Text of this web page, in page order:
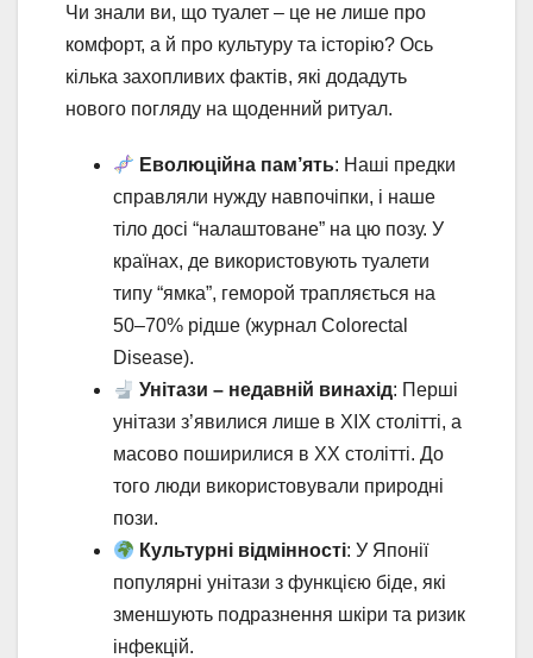
Чи знали ви, що туалет – це не лише про
комфорт, а й про культуру та історію? Ось
кілька захопливих фактів, які додадуть
нового погляду на щоденний ритуал.
Еволюційна пам’ять: Наші предки
справляли нужду навпочіпки, і наше
тіло досі “налаштоване” на цю позу. У
країнах, де використовують туалети
типу “ямка”, геморой трапляється на
50–70% рідше (журнал Colorectal
Disease).
Унітази – недавній винахід: Перші
унітази з’явилися лише в XIX столітті, а
масово поширилися в XX столітті. До
того люди використовували природні
пози.
Культурні відмінності: У Японії
популярні унітази з функцією біде, які
зменшують подразнення шкіри та ризик
інфекцій.